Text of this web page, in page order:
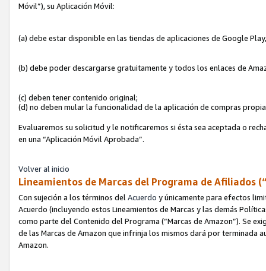
Móvil”), su Aplicación Móvil:
(a) debe estar disponible en las tiendas de aplicaciones de Google
(b) debe poder descargarse gratuitamente y todos los enlaces de
(c) deben tener contenido original;
(d) no deben mular la funcionalidad de la aplicación de compras
Evaluaremos su solicitud y le notificaremos si ésta sea aceptada o
en una “Aplicación Móvil Aprobada”.
Volver al inicio
Lineamientos de Marcas del Programa de Afiliados
Con sujeción a los términos del Acuerdo y únicamente para efectos
Acuerdo (incluyendo estos Lineamientos de Marcas y las demás
como parte del Contenido del Programa (“Marcas de Amazon”). Se
de las Marcas de Amazon que infrinja los mismos dará por terminada
Amazon.